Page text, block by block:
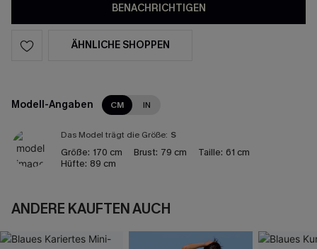
BENACHRICHTIGEN
ÄHNLICHE SHOPPEN
Modell-Angaben CM IN
Das Model trägt die Größe: S
Größe: 170 cm Brust: 79 cm Taille: 61 cm
Hüfte: 89 cm
ANDERE KAUFTEN AUCH